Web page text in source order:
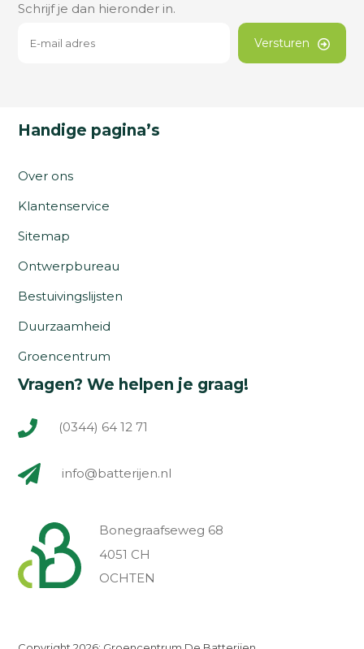
Schrijf je dan hieronder in.
Versturen
Handige pagina’s
Over ons
Klantenservice
Sitemap
Ontwerpbureau
Bestuivingslijsten
Duurzaamheid
Groencentrum
Vragen? We helpen je graag!
(0344) 64 12 71
info@batterijen.nl
Bonegraafseweg 68
4051 CH
OCHTEN